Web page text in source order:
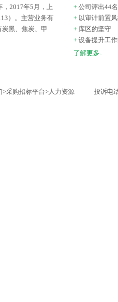
，2017年5月，上
）。主营业务有
黑、焦炭、甲
+ 公司评出44
+ 以审计前置
+ 库区的坚守
+ 设备提升工
了解更多..
>采购招标平台>人力资源 投诉电话：